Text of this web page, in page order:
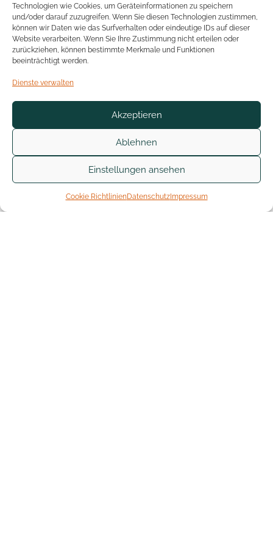
Technologien wie Cookies, um Geräteinformationen zu speichern
und/oder darauf zuzugreifen. Wenn Sie diesen Technologien zustimmen,
können wir Daten wie das Surfverhalten oder eindeutige IDs auf dieser
Website verarbeiten. Wenn Sie Ihre Zustimmung nicht erteilen oder
zurückziehen, können bestimmte Merkmale und Funktionen
beeinträchtigt werden.
Dienste verwalten
Akzeptieren
Ablehnen
Einstellungen ansehen
Cookie RichtlinienDatenschutzImpressum
berücksichtigt werden, sondern auch psycho-soziale
Aspekte, die gerade bei langjährigen Familienkonflikten
eine große Rolle spielen können. Die Konfliktdynamik in
familiengeführten Unternehmen ist sehr spezifisch und
herausfordernd. Im Vergleich mit anderen
Konfliktbearbeitungsverfahren bietet die Mediation den
großen Vorteil, dass es sich um ein kontrollierbares und
vertrauliches Verfahren handelt, welches so genannte
Win-Win-Lösungen anstrebt. Es werden keine
Kompromisse geschlossen, sondern ein Konsens
gesucht, der die Interessen von allen beteiligten
Gesellschaftern und Familienmitgliedern berücksichtigt.
3. (Schieds-)gutachten